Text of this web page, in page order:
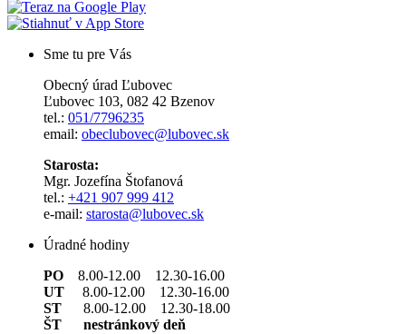
Sme tu pre Vás
Obecný úrad Ľubovec
Ľubovec 103, 082 42 Bzenov
tel.: 051/7796235
email: obeclubovec@lubovec.sk
Starosta:
Mgr. Jozefína Štofanová
tel.: +421 907 999 412
e-mail: starosta@lubovec.sk
Úradné hodiny
PO 8.00-12.00 12.30-16.00
UT 8.00-12.00 12.30-16.00
ST 8.00-12.00 12.30-18.00
ŠT nestránkový deň